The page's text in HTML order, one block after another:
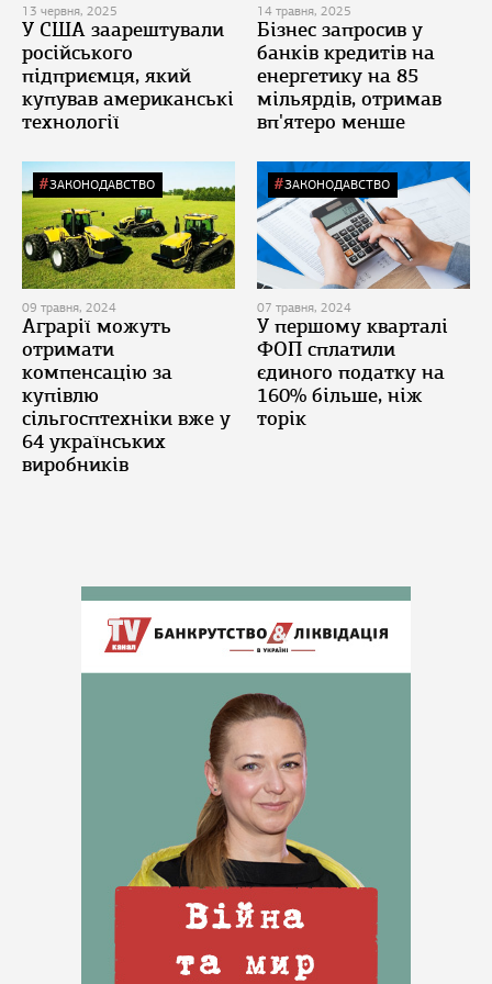
13 червня, 2025
У США заарештували
російського
підприємця, який
купував американські
технології
14 травня, 2025
Бізнес запросив у
банків кредитів на
енергетику на 85
мільярдів, отримав
вп'ятеро менше
ЗАКОНОДАВСТВО
09 травня, 2024
Аграрії можуть
отримати
компенсацію за
купівлю
сільгосптехніки вже у
64 українських
виробників
ЗАКОНОДАВСТВО
07 травня, 2024
У першому кварталі
ФОП сплатили
єдиного податку на
160% більше, ніж
торік